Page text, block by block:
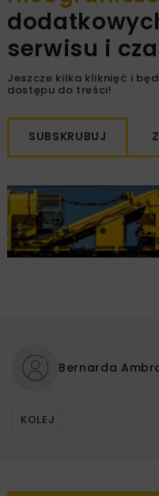
serwisu i
Jeszcze kilka kliknięć i
dostępu do treści!
SUBSKRUBUJ
Bernarda
KOLEJ